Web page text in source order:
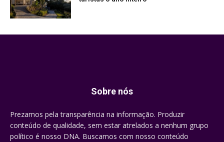
Sobre nós
Prezamos pela transparência na informação. Produzir
conteúdo de qualidade, sem estar atrelados a nenhum grupo
político é nosso DNA. Buscamos com nosso conteúdo